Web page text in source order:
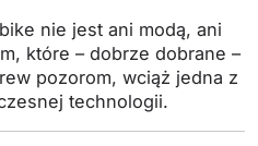
nie jest ani modą, ani
które – dobrze dobrane –
pozorom, wciąż jedna z
technologii.